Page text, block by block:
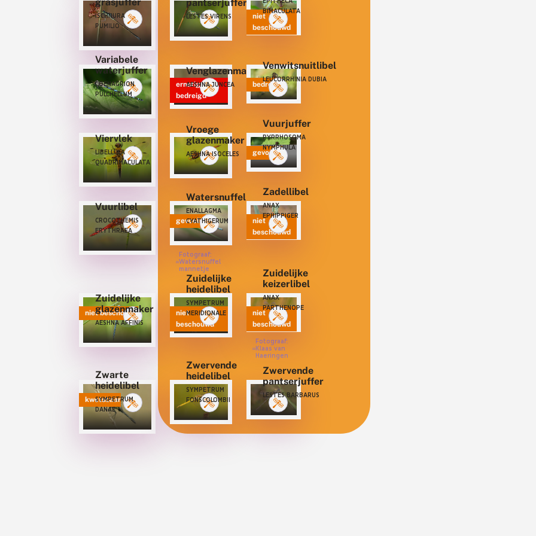
ISCHNURA
PUMILIO
pantserjuffer
LESTES VIRENS
niet
beschouwd
BIMACULATA
Variabele
waterjuffer
COENAGRION
PULCHELLUM
ernstig
bedreigd
Venglazenmaker
AESHNA JUNCEA bedreigd
Venwitsnuitlibel
LEUCORRHINIA DUBIA
Viervlek
LIBELLULA
QUADRIMACULATA
Vroege
glazenmaker
AESHNA ISOCELES gevoelig
Vuurjuffer
PYRRHOSOMA
NYMPHULA
Vuurlibel
CROCOTHEMIS
ERYTHRAEA
gevoelig
Watersnuffel
ENALLAGMA
CYATHIGERUM
Fotograaf:
Watersnuffel
mannetje
niet
beschouwd
Zadellibel
ANAX
EPHIPPIGER
niet beschouwd
Zuidelijke
glazenmaker
AESHNA AFFINIS
niet
beschouwd
Zuidelijke
heidelibel
SYMPETRUM
MERIDIONALE
niet
beschouwd
Zuidelijke
keizerlibel
ANAX
PARTHENOPE
Fotograaf:
Klaas van
Haeringen
kwetsbaar
Zwarte
heidelibel
SYMPETRUM
DANAE
Zwervende
heidelibel
SYMPETRUM
FONSCOLOMBII
Zwervende
pantserjuffer
LESTES BARBARUS